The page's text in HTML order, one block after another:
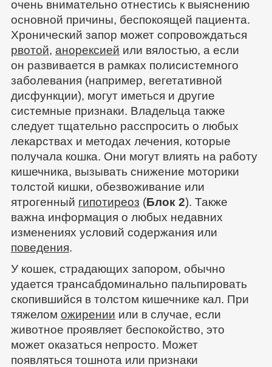
очень внимательно отнестись к выяснению
основной причины, беспокоящей пациента.
Хронический запор может сопровождаться
рвотой, анорексией или вялостью, а если
он развивается в рамках полисистемного
заболевания (например, вегетативной
дисфункции), могут иметься и другие
системные признаки. Владельца также
следует тщательно расспросить о любых
лекарствах и методах лечения, которые
получала кошка. Они могут влиять на работу
кишечника, вызывать снижение моторики
толстой кишки, обезвоживание или
ятрогенный гипотиреоз (Блок 2). Также
важна информация о любых недавних
изменениях условий содержания или
поведения.
У кошек, страдающих запором, обычно
удается трансабдоминально пальпировать
скопившийся в толстом кишечнике кал. При
тяжелом ожирении или в случае, если
животное проявляет беспокойство, это
может оказаться непросто. Может
появляться тошнота или признаки